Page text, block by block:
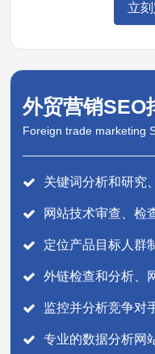
立
外贸营销SEO
Foreign trade marketing
关键词分析和研究
网站技术审查、检
定位产品目标人群
外链检查和分析、
监控并分析竞争对
专业的数据分析网